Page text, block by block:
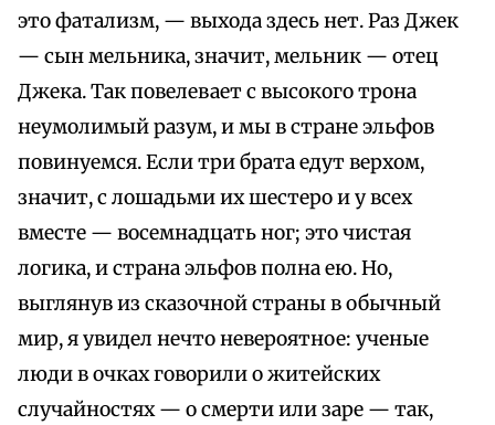
это фатализм, — выхода здесь нет. Раз Джек
— сын мельника, значит, мельник — отец
Джека. Так повелевает с высокого трона
неумолимый разум, и мы в стране эльфов
повинуемся. Если три брата едут верхом,
значит, с лошадьми их шестеро и у всех
вместе — восемнадцать ног; это чистая
логика, и страна эльфов полна ею. Но,
выглянув из сказочной страны в обычный
мир, я увидел нечто невероятное: ученые
люди в очках говорили о житейских
случайностях — о смерти или заре — так,